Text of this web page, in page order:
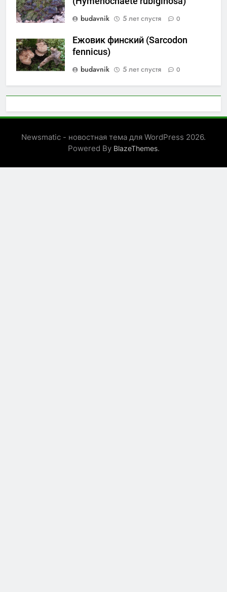
budavnik
5 лет спустя 0
Ежовик финский (Sarcodon
fennicus)
budavnik
5 лет спустя 0
Newsmatic - новостная тема для WordPress 2026.
Powered By BlazeThemes.